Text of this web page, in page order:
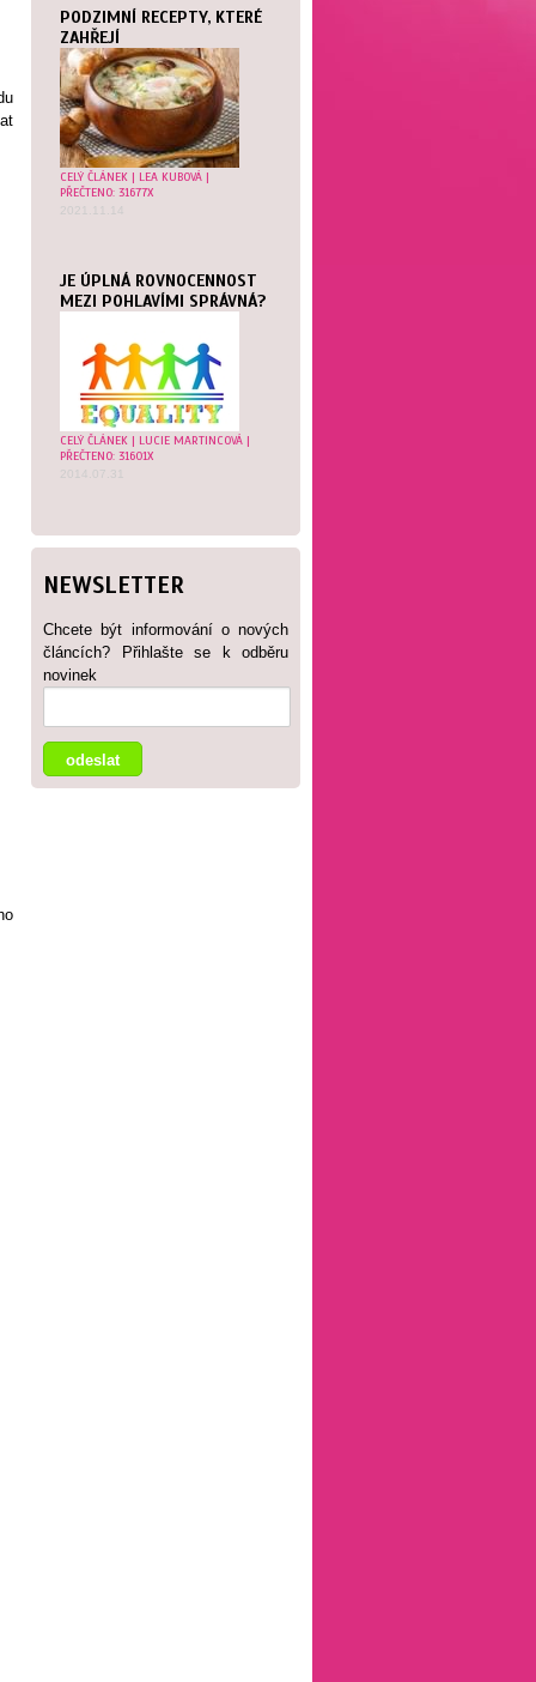
PODZIMNÍ RECEPTY, KTERÉ
ZAHŘEJÍ
CELÝ ČLÁNEK | LEA KUBOVÁ |
PŘEČTENO: 31677X
2021.11.14
JE ÚPLNÁ ROVNOCENNOST
MEZI POHLAVÍMI SPRÁVNÁ?
CELÝ ČLÁNEK | LUCIE MARTINCOVÁ |
PŘEČTENO: 31601X
2014.07.31
NEWSLETTER
Chcete být informování o nových
článcích? Přihlašte se k odběru
novinek